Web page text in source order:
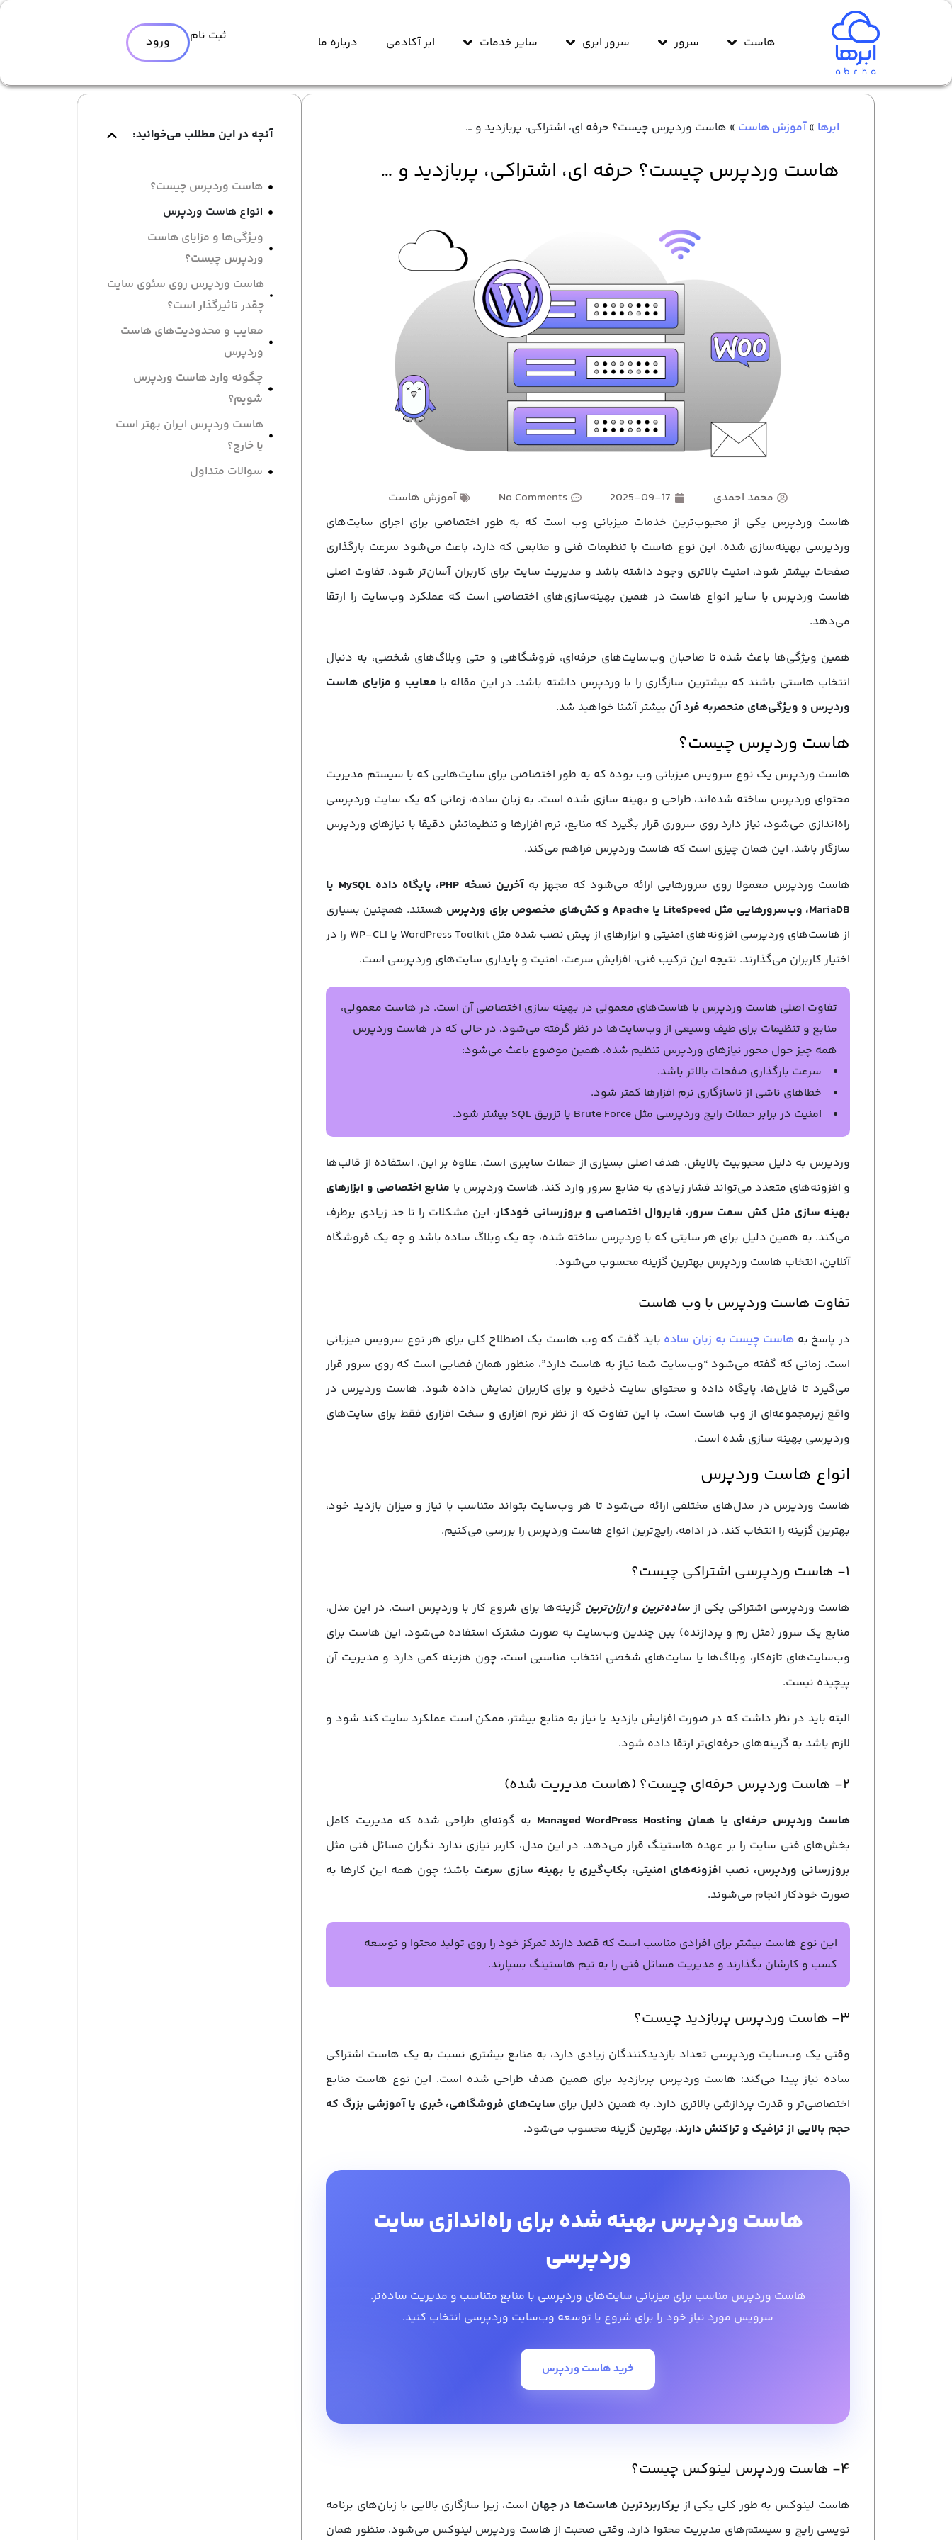
هاست سرور سرور ابری سایر خدمات ابر آکادمی درباره ما ثبت نام ورود
آنچه در این مطللب می‌خوانید:
هاست وردپرس چیست؟
انواع هاست وردپرس
ویژگی‌ها و مزایای هاست
وردپرس چیست؟
هاست وردپرس روی سئوی سایت
چقدر تاثیرگذار است؟
معایب و محدودیت‌های هاست
وردپرس
چگونه وارد هاست وردپرس
شویم؟
هاست وردپرس ایران بهتر است
یا خارج؟
سوالات متداول
ابرها »آموزش هاست » هاست وردپرس چیست؟ حرفه ای، اشتراکی، پربازدید و …
هاست وردپرس چیست؟ حرفه ای، اشتراکی، پربازدید و …
محمد احمدی 2025-09-17
No Comments
آموزش هاست
هاست وردپرس یکی از محبوب‌ترین خدمات میزبانی وب است که به طور اختصاصی برای اجرای سایت‌های
وردپرسی بهینه‌سازی شده. این نوع هاست با تنظیمات فنی و منابعی که دارد، باعث می‌شود سرعت بارگذاری
صفحات بیشتر شود، امنیت بالاتری وجود داشته باشد و مدیریت سایت برای کاربران آسان‌تر شود. تفاوت اصلی
هاست وردپرس با سایر انواع هاست در همین بهینه‌سازی‌های اختصاصی است که عملکرد وب‌سایت را ارتقا
می‌دهد.
همین ویژگی‌ها باعث شده تا صاحبان وب‌سایت‌های حرفه‌ای، فروشگاهی و حتی وبلاگ‌های شخصی، به دنبال
انتخاب هاستی باشند که بیشترین سازگاری را با وردپرس داشته باشد. در این مقاله با معایب و مزایای هاست
وردپرس و ویژگی‌های منحصربه فرد آن بیشتر آشنا خواهید شد.
هاست وردپرس چیست؟
هاست وردپرس یک نوع سرویس میزبانی وب بوده که به طور اختصاصی برای سایت‌هایی که با سیستم مدیریت
محتوای وردپرس ساخته شده‌اند، طراحی و بهینه ‌سازی شده است. به زبان ساده، زمانی که یک سایت وردپرسی
راه‌اندازی می‌شود، نیاز دارد روی سروری قرار بگیرد که منابع، نرم ‌افزارها و تنظیماتش دقیقا با نیازهای وردپرس
سازگار باشد. این همان چیزی است که هاست وردپرس فراهم می‌کند.
هاست وردپرس معمولا روی سرورهایی ارائه می‌شود که مجهز به
آخرین نسخه PHP، پایگاه داده MySQL یا
MariaDB، وب‌سرورهایی مثل LiteSpeed یا Apache و کش‌های مخصوص برای وردپرس
هستند. همچنین بسیاری
از هاست‌های وردپرسی افزونه‌های امنیتی و ابزارهای از پیش نصب ‌شده مثل WordPress Toolkit یا WP-CLI را در
اختیار کاربران می‌گذارند. نتیجه این ترکیب فنی، افزایش سرعت، امنیت و پایداری سایت‌های وردپرسی است.
تفاوت اصلی هاست وردپرس با هاست‌های معمولی در بهینه‌ سازی اختصاصی آن است. در هاست معمولی،
منابع و تنظیمات برای طیف وسیعی از وب‌سایت‌ها در نظر گرفته می‌شود، در حالی که در هاست وردپرس
همه چیز حول محور نیازهای وردپرس تنظیم شده. همین موضوع باعث می‌شود:
سرعت بارگذاری صفحات بالاتر باشد.
خطاهای ناشی از ناسازگاری نرم ‌افزارها کمتر شود.
امنیت در برابر حملات رایج وردپرسی مثل Brute Force یا تزریق SQL بیشتر شود.
وردپرس به دلیل محبوبیت بالایش، هدف اصلی بسیاری از حملات سایبری است. علاوه بر این، استفاده از قالب‌ها
و افزونه‌های متعدد می‌تواند فشار زیادی به منابع سرور وارد کند. هاست وردپرس با منابع اختصاصی و ابزارهای
بهینه ‌سازی مثل کش سمت سرور، فایروال اختصاصی و بروزرسانی خودکار، این مشکلات را تا حد زیادی برطرف
می‌کند. به همین دلیل برای هر سایتی که با وردپرس ساخته شده، چه یک وبلاگ ساده باشد و چه یک فروشگاه
آنلاین، انتخاب هاست وردپرس بهترین گزینه محسوب می‌شود.
تفاوت هاست وردپرس با وب هاست
در پاسخ بههاست چیست به زبان ساده باید گفت که وب هاست یک اصطلاح کلی برای هر نوع سرویس میزبانی
است. زمانی که گفته می‌شود “وب‌سایت شما نیاز به هاست دارد”، منظور همان فضایی است که روی سرور قرار
می‌گیرد تا فایل‌ها، پایگاه داده و محتوای سایت ذخیره و برای کاربران نمایش داده شود. هاست وردپرس در
واقع زیرمجموعه‌ای از وب هاست است، با این تفاوت که از نظر نرم ‌افزاری و سخت‌ افزاری فقط برای سایت‌های
وردپرسی بهینه‌ سازی شده است.
انواع هاست وردپرس
هاست وردپرس در مدل‌های مختلفی ارائه می‌شود تا هر وب‌سایت بتواند متناسب با نیاز و میزان بازدید خود،
بهترین گزینه را انتخاب کند. در ادامه، رایج‌ترین انواع هاست وردپرس را بررسی می‌کنیم.
۱- هاست وردپرسی اشتراکی چیست؟
هاست وردپرسی اشتراکی یکی ازساده‌ترین و ارزان‌ترین گزینه‌ها برای شروع کار با وردپرس است. در این مدل،
منابع یک سرور (مثل رم و پردازنده) بین چندین وب‌سایت به صورت مشترک استفاده می‌شود. این هاست برای
وب‌سایت‌های تازه‌کار، وبلاگ‌ها یا سایت‌های شخصی انتخاب مناسبی است، چون هزینه کمی دارد و مدیریت آن
پیچیده نیست.
البته باید در نظر داشت که در صورت افزایش بازدید یا نیاز به منابع بیشتر، ممکن است عملکرد سایت کند شود و
لازم باشد به گزینه‌های حرفه‌ای‌تر ارتقا داده شود.
۲- هاست وردپرس حرفه‌ای چیست؟ (هاست مدیریت شده)
هاست وردپرس حرفه‌ای یا همان Managed WordPress Hosting
به گونه‌ای طراحی شده که مدیریت کامل
بخش‌های فنی سایت را بر عهده هاستینگ قرار می‌دهد. در این مدل، کاربر نیازی ندارد نگران مسائل فنی مثل
بروزرسانی وردپرس، نصب افزونه‌های امنیتی، بکاپ‌گیری یا بهینه ‌سازی سرعت باشد؛ چون همه این کارها به
صورت خودکار انجام می‌شوند.
این نوع هاست بیشتر برای افرادی مناسب است که قصد دارند تمرکز خود را روی تولید محتوا و توسعه
کسب و کارشان بگذارند و مدیریت مسائل فنی را به تیم هاستینگ بسپارند.
۳- هاست وردپرس پربازدید چیست؟
وقتی یک وب‌سایت وردپرسی تعداد بازدیدکنندگان زیادی دارد، به منابع بیشتری نسبت به یک هاست اشتراکی
ساده نیاز پیدا می‌کند؛ هاست وردپرس پربازدید برای همین هدف طراحی شده است. این نوع هاست منابع
اختصاصی‌تر و قدرت پردازشی بالاتری دارد. به همین دلیل برای سایت‌های فروشگاهی، خبری یا آموزشی بزرگ که
حجم بالایی از ترافیک و تراکنش دارند، بهترین گزینه محسوب می‌شود.
هاست وردپرس بهینه شده برای راه‌اندازی سایت
وردپرسی
هاست وردپرس مناسب برای میزبانی سایت‌های وردپرسی با منابع متناسب و مدیریت ساده‌تر.
سرویس مورد نیاز خود را برای شروع یا توسعه وب‌سایت وردپرسی انتخاب کنید.
خرید هاست وردپرس
۴- هاست وردپرس لینوکس چیست؟
هاست لینوکس به ‌طور کلی یکی از پرکاربردترین هاست‌ها در جهان است، زیرا سازگاری بالایی با زبان‌های برنامه
‌نویسی رایج و سیستم‌های مدیریت محتوا دارد. وقتی صحبت از هاست وردپرس لینوکس می‌شود، منظور همان